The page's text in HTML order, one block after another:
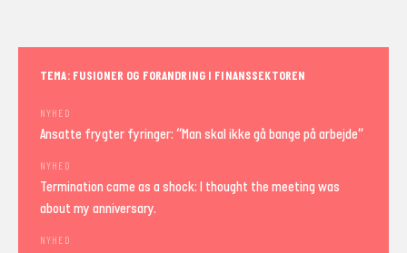
TEMA: FUSIONER OG FORANDRING I FINANSSEKTOREN
NYHED
Ansatte frygter fyringer: “Man skal ikke gå bange på arbejde”
NYHED
Termination came as a shock: I thought the meeting was
about my anniversary.
NYHED